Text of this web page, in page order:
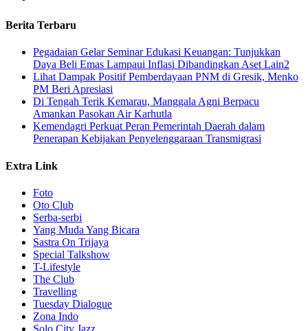
Berita Terbaru
Pegadaian Gelar Seminar Edukasi Keuangan: Tunjukkan
Daya Beli Emas Lampaui Inflasi Dibandingkan Aset Lain2
Lihat Dampak Positif Pemberdayaan PNM di Gresik, Menko
PM Beri Apresiasi
​Di Tengah Terik Kemarau, Manggala Agni Berpacu
Amankan Pasokan Air Karhutla
Kemendagri Perkuat Peran Pemerintah Daerah dalam
Penerapan Kebijakan Penyelenggaraan Transmigrasi
Extra Link
Foto
Oto Club
Serba-serbi
Yang Muda Yang Bicara
Sastra On Trijaya
Special Talkshow
T-Lifestyle
The Club
Travelling
Tuesday Dialogue
Zona Indo
Solo City Jazz